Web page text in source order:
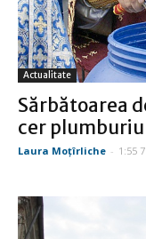
Actualitate
Sărbătoarea
cer plumburiu
Laura Moţîrliche - 1:55